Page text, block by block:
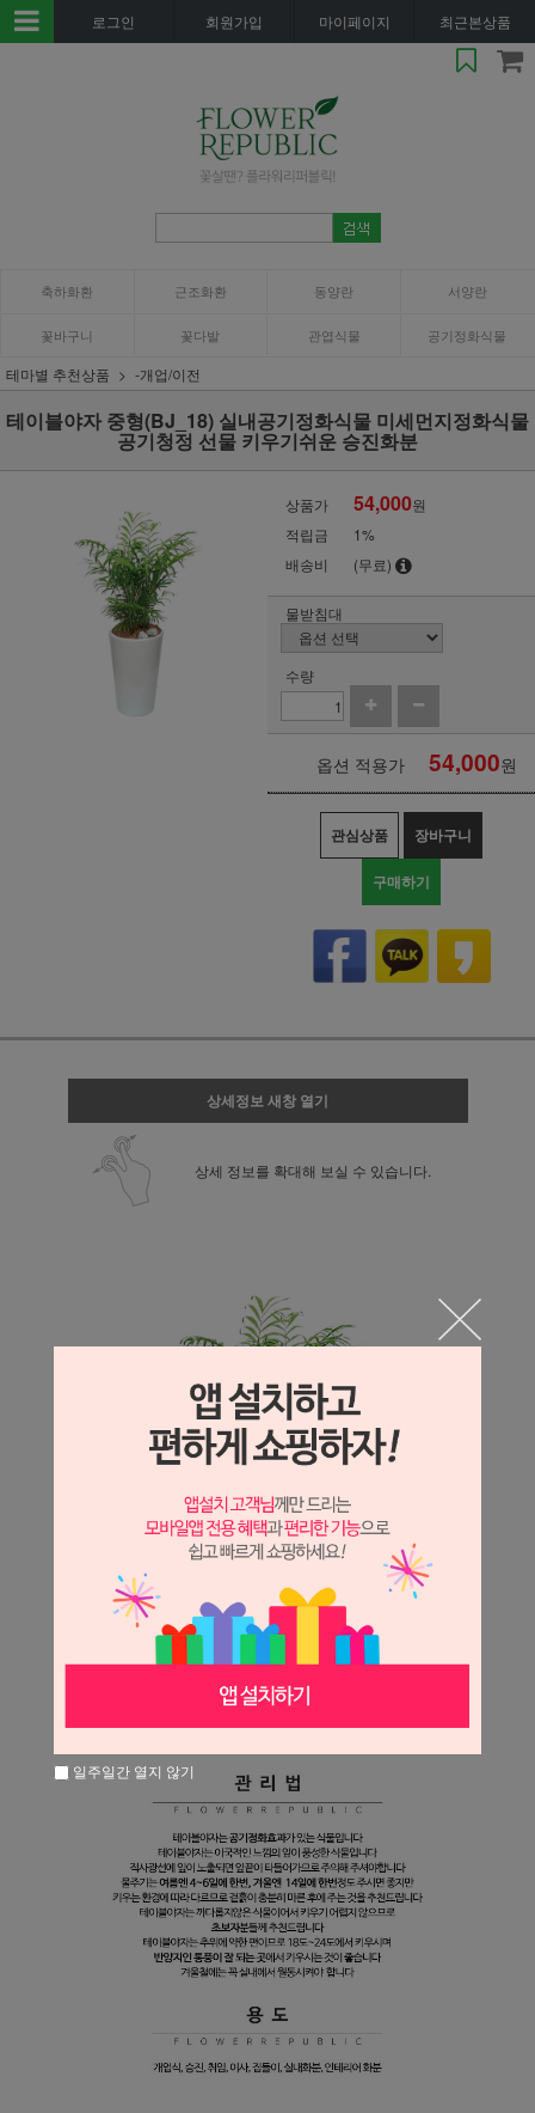
로그인 회원가입 마이페이지 최근본상품
축하화환 근조화환 동양란 서양란
꽃바구니 꽃다발 관엽식물 공기정화식물
테마별 추천상품 -개업/이전
테이블야자 중형(BJ_18) 실내공기정화식물 미세먼지정화식물
공기청정 선물 키우기쉬운 승진화분
상품가 54,000원
적립금
1%
배송비
(무료)
물받침대
수량
옵션 적용가 54,000원
관심상품 장바구니
구매하기
상세정보 새창 열기
상세 정보를 확대해 보실 수 있습니다.
일주일간 열지 않기